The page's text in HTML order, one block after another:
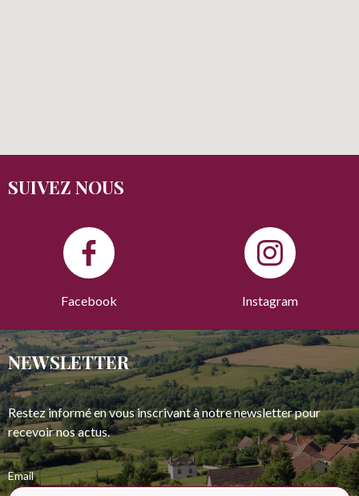
SUIVEZ NOUS
Facebook Instagram
NEWSLETTER
Restez informé en vous inscrivant à notre newsletter pour
recevoir nos actus.
Email